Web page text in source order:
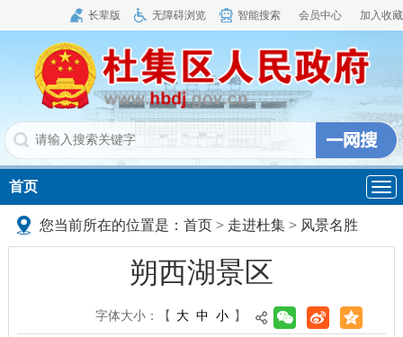
长辈版 无障碍浏览 智能搜索 会员中心 加入收藏
导
航
首页
您当前所在的位置是： 首页> 走进杜集 > 风景名胜
朔西湖景区
字体大小： 【 大 中 小 】